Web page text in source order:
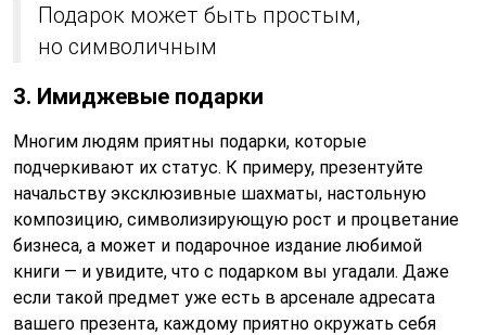
Подарок может быть простым,
но символичным
3. Имиджевые подарки
Многим людям приятны подарки, которые
подчеркивают их статус. К примеру, презентуйте
начальству эксклюзивные шахматы, настольную
композицию, символизирующую рост и процветание
бизнеса, а может и подарочное издание любимой
книги — и увидите, что с подарком вы угадали. Даже
если такой предмет уже есть в арсенале адресата
вашего презента, каждому приятно окружать себя